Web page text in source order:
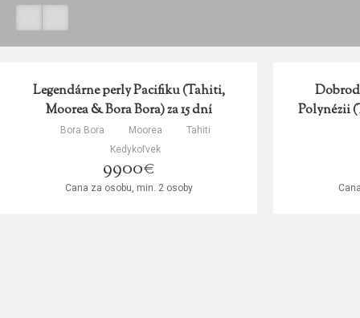
Legendárne perly Pacifiku (Tahiti,
Moorea & Bora Bora) za 15 dní
Bora Bora Moorea
Tahiti
Kedykoľvek
9900€
Cana za osobu, min. 2 osoby
Polynézii